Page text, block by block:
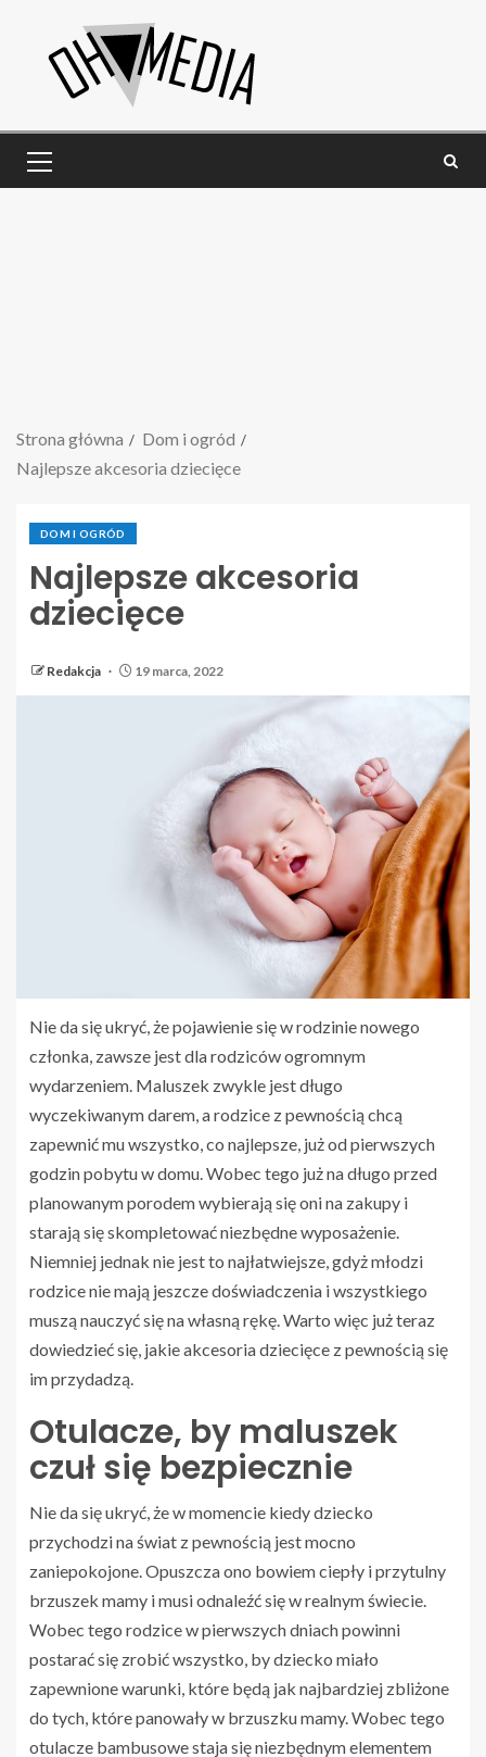
Strona główna
Dom i ogród
Najlepsze akcesoria dziecięce
DOM I OGRÓD
Najlepsze akcesoria
dziecięce
Redakcja 19 marca, 2022
Nie da się ukryć, że pojawienie się w rodzinie nowego
członka, zawsze jest dla rodziców ogromnym
wydarzeniem. Maluszek zwykle jest długo
wyczekiwanym darem, a rodzice z pewnością chcą
zapewnić mu wszystko, co najlepsze, już od pierwszych
godzin pobytu w domu. Wobec tego już na długo przed
planowanym porodem wybierają się oni na zakupy i
starają się skompletować niezbędne wyposażenie.
Niemniej jednak nie jest to najłatwiejsze, gdyż młodzi
rodzice nie mają jeszcze doświadczenia i wszystkiego
muszą nauczyć się na własną rękę. Warto więc już teraz
dowiedzieć się, jakie akcesoria dziecięce z pewnością się
im przydadzą.
Otulacze, by maluszek
czuł się bezpiecznie
Nie da się ukryć, że w momencie kiedy dziecko
przychodzi na świat z pewnością jest mocno
zaniepokojone. Opuszcza ono bowiem ciepły i przytulny
brzuszek mamy i musi odnaleźć się w realnym świecie.
Wobec tego rodzice w pierwszych dniach powinni
postarać się zrobić wszystko, by dziecko miało
zapewnione warunki, które będą jak najbardziej zbliżone
do tych, które panowały w brzuszku mamy. Wobec tego
otulacze bambusowe staja się niezbędnym elementem